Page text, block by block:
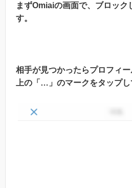
まずOmiaiの画面で、ブロック
す。
相手が見つかったらプロフィ
上の「…」のマークをタップし